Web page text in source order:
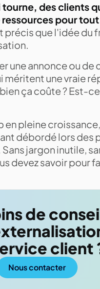
tourne, des clients
pour
précis que l'idée du
une annonce ou de
méritent une vraie
ça coûte ? Est-
en pleine
débordé lors des
jargon inutile,
devez savoir pour
de
client
Nous contacter